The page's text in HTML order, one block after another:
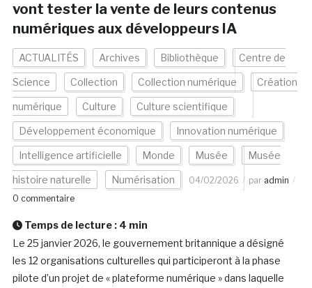
vont tester la vente de leurs contenus
numériques aux développeurs IA
ACTUALITÉS Archives Bibliothèque Centre de
Science Collection Collection numérique Création
numérique Culture Culture scientifique
Développement économique Innovation numérique
Intelligence artificielle Monde Musée Musée
histoire naturelle Numérisation 04/02/2026 par admin
0 commentaire
Temps de lecture : 4 min
Le 25 janvier 2026, le gouvernement britannique a désigné
les 12 organisations culturelles qui participeront à la phase
pilote d’un projet de « plateforme numérique » dans laquelle